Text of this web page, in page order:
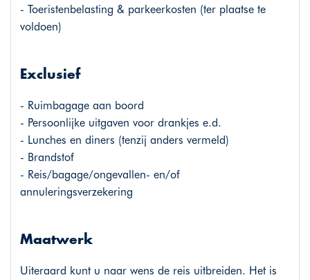
- Toeristenbelasting & parkeerkosten (ter plaatse te
voldoen)
Exclusief
- Ruimbagage aan boord
- Persoonlijke uitgaven voor drankjes e.d.
- Lunches en diners (tenzij anders vermeld)
- Brandstof
- Reis/bagage/ongevallen- en/of
annuleringsverzekering
Maatwerk
Uiteraard kunt u naar wens de reis uitbreiden. Het is